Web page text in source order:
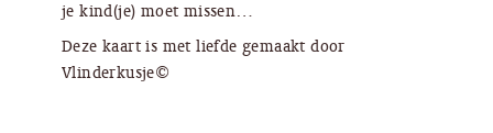
je kind(je) moet missen…
Deze kaart is met liefde gemaakt door
Vlinderkusje©